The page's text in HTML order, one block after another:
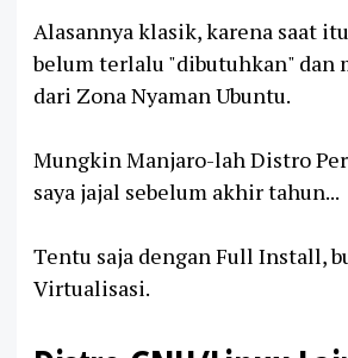
Alasannya klasik, karena saat
belum terlalu "dibutuhkan" dan
dari Zona Nyaman Ubuntu.
Mungkin Manjaro-lah Distro
saya jajal sebelum akhir tahun...
Tentu saja dengan Full Install,
Virtualisasi.